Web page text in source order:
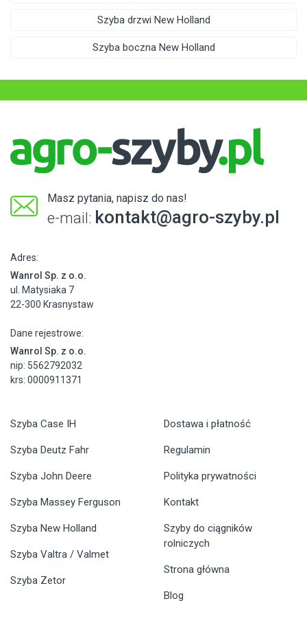
Szyba drzwi New Holland
Szyba boczna New Holland
Masz pytania, napisz do nas!
e-mail: kontakt@agro-szyby.pl
Adres:
Wanrol Sp. z o.o.
ul. Matysiaka 7
22-300 Krasnystaw
Dane rejestrowe:
Wanrol Sp. z o.o.
nip: 5562792032
krs: 0000911371
Szyba Case IH
Szyba Deutz Fahr
Szyba John Deere
Szyba Massey Ferguson
Szyba New Holland
Szyba Valtra / Valmet
Szyba Zetor
Dostawa i płatność
Regulamin
Polityka prywatności
Kontakt
Szyby do ciągników
rolniczych
Strona główna
Blog